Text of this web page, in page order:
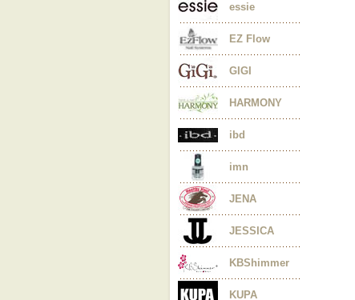
essie
EZ Flow
GIGI
HARMONY
ibd
imn
JENA
JESSICA
KBShimmer
KUPA